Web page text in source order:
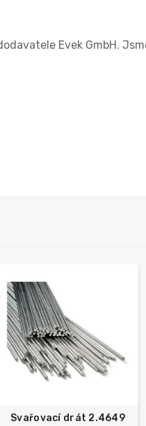
Evek GmbH.
Svařovací drát 2.4649